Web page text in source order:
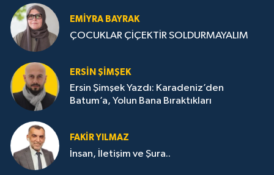
EMIYRA BAYRAK
ÇOCUKLAR ÇİÇEKTİR SOLDURMAYALIM
ERSIN ŞIMŞEK
Ersin Şimşek Yazdı: Karadeniz’den
Batum’a, Yolun Bana Bıraktıkları
FAKIR YILMAZ
İnsan, İletişim ve Şura..